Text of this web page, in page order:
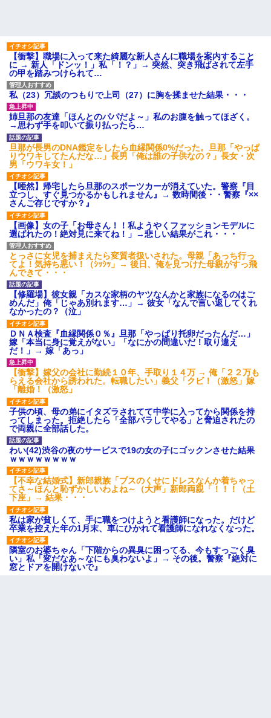
【衝撃】職場に入って来た綺麗な新人さんに職場を案内すること
に → 新人「ドンッ！」私「！？」→ 突然、突き飛ばされて左手
の甲を踏みつけられて…
私（23）冗談のつもりで上司（27）に胸を揉ませた結果・・・
姉旦那の友達「ほんとのパパだよ～」私のお腹を触ってほざく。
→思わず手を叩いて振り払ったら…
旦那が長男のDNA鑑定をしたら血縁関係0%だった。旦那「やっぱ
りウワキしてたんだな…」長男「俺は誰の子供なの？」長女・次
男「ウワキ女！」
【唖然】帰宅したら旦那のスポーツカーが消えていた。警察『目
立つし、すぐ見つかるかもしれません』→ 数時間後・・警察『××
さんご存じですか？』
【画像】女の子「お母さん！！私ようやくファッションモデルに
選ばれたの！絶対見に来てね！」→悲しい結果がこれ・・・
とっさに女児を捕まえたら変質者扱いされた。母親「あっち行っ
てよ！気持ち悪い！（ｼｯｼｯ」→ 後日、俺を見つけた母親がすっ飛
んできて・・・
【修羅場】彼女親「カスな家柄のヤツなんかと家族になるのはご
めんだ」俺「じゃあ別れます…」→ 彼女「なんで言い返してくれ
なかったの？（泣」
ＤＮＡ検査『血縁関係０％』旦那「やっぱり托卵だったんだ…」
嫁「本当に身に覚えがない」「なにかの間違いだ！取り違え
だ！」→ 嫁「あっ」
【衝撃】嫁父の会社に勤続１０年、手取り１４万 → 俺「２２万も
らえる会社から誘われた。転職したい」義父「クビ！（激怒」嫁
「離婚！（激怒」
子供の頃、母の弟にイタズラされてて中学に入ってから関係を持
ってしまった。拒絶したら「全部バラしてやる」と脅迫されたの
で両親に全部話した。
わい(42)渋谷の夜のサービスで19の女の子にゴックンさせた結果
ｗｗｗｗｗｗｗｗ
【不幸な結婚式】新郎親族「ブスのくせにドレスなんか着ちゃっ
てさ～ほんと恥ずかしいわよね～（大声」新郎両親「！！！（土
下座」→ 結果・・・
私は家が貧しくて、手に職をつけようと看護師になった。だけど
卒業を控えた年の1月末、車にひかれて看護師になれなくなった。
隣室のお婆ちゃん「下階からの異臭に困ってる、今もすっごく臭
い」私「変だなあ～なにも臭わないよ」→ その後。警察『絶対に
窓とドアを開けないで』